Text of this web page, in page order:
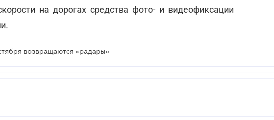
на дорогах средства фото- и видеофиксации
возвращаются «радары»